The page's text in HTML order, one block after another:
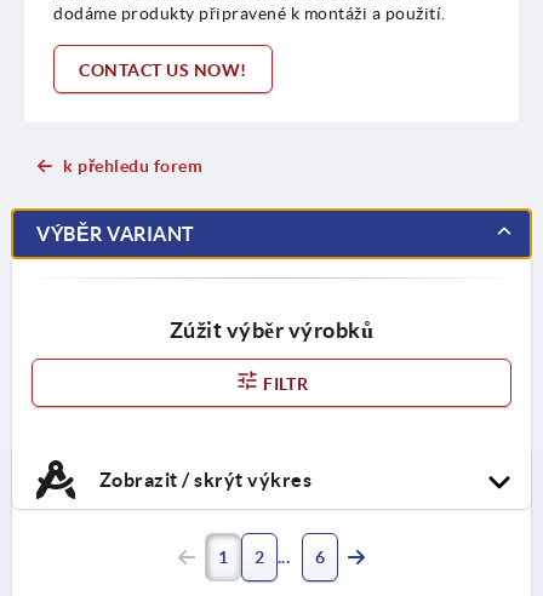
dodáme produkty připravené k montáži a použití.
CONTACT US NOW!
k přehledu forem
VÝBĚR VARIANT
Zúžit výběr výrobků
FILTR
Zobrazit / skrýt výkres
1 2 6